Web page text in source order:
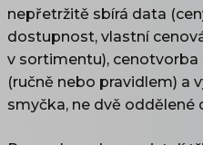
nepřetržitě sbírá data
dostupnost, vlastní
v sortimentu),
(ručně nebo pravidlem) a
smyčka, ne dvě oddělené